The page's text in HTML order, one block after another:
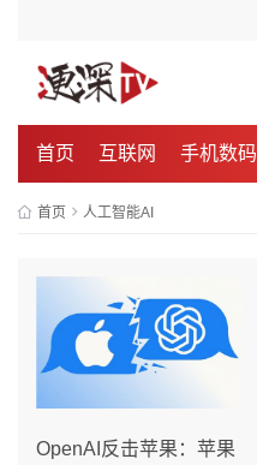
首页 互联网 手机数码
首页 人工智能AI
OpenAI反击苹果：苹果